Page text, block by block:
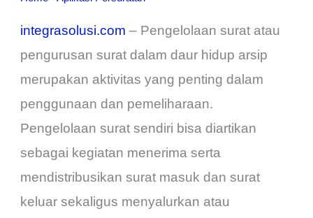
integrasolusi.com – Pengelolaan surat atau
pengurusan surat dalam daur hidup arsip
merupakan aktivitas yang penting dalam
penggunaan dan pemeliharaan.
Pengelolaan surat sendiri bisa diartikan
sebagai kegiatan menerima serta
mendistribusikan surat masuk dan surat
keluar sekaligus menyalurkan atau